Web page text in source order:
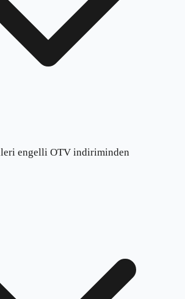
engelli OTV indiriminden